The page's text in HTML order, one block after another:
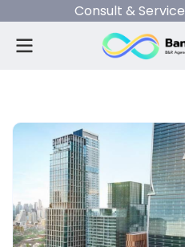
Consult & Service